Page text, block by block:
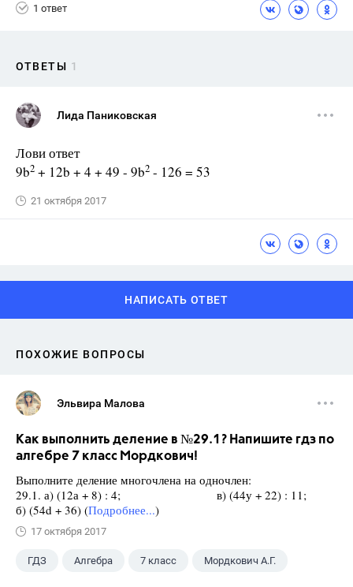
1 ответ
ОТВЕТЫ 1
Лида Паниковская
Лови ответ
9b2 + 12b + 4 + 49 - 9b2 - 126 = 53
21 октября 2017
НАПИСАТЬ ОТВЕТ
ПОХОЖИЕ ВОПРОСЫ
Эльвира Малова
Как выполнить деление в №29.1? Напишите гдз по
алгебре 7 класс Мордкович!
Выполните деление многочлена на одночлен:
29.1. а) (12а + 8) : 4; в) (44у + 22) : 11;
б) (54d + 36) (Подробнее...)
17 октября 2017
ГДЗ Алгебра 7 класс Мордкович А.Г.